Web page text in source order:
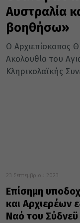
Αυστραλία
βοηθήσω»
Ο Αρχιεπίσκοπος
Ακολουθία του
Κληρικολαϊκής
23 Σεπτεμβρίου 2023
Επίσημη
και Αρχιερέων
Ναό του Σύδνεϋ